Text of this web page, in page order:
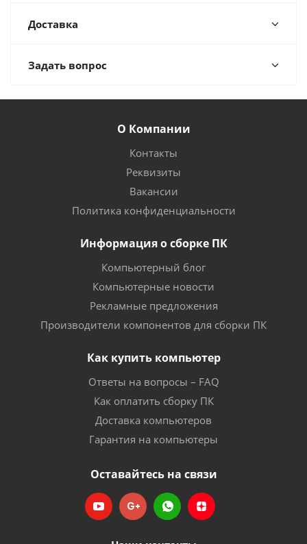
Доставка
Задать вопрос
О Компании
Контакты
Реквизиты
Вакансии
Политика конфиденциальности
Информация о сборке ПК
Компьютерный блог
Компьютерные новости
Рекламные предложения
Производители компонентов для сборки ПК
Как купить компьютер
Ответы на вопросы – FAQ
Как оплатить сборку ПК
Доставка компьютеров
Гарантия на компьютеры
Оставайтесь на связи